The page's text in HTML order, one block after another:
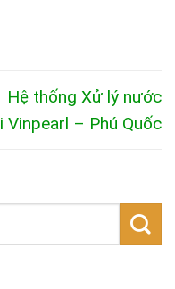
Hệ thống Xử lý nước
Vinpearl – Phú Quốc